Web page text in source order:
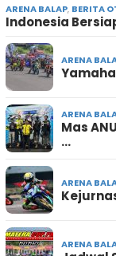
ARENA BALAP, BERITA
Indonesia
ARENA
ARENA
Mas
…
ARENA
ARENA